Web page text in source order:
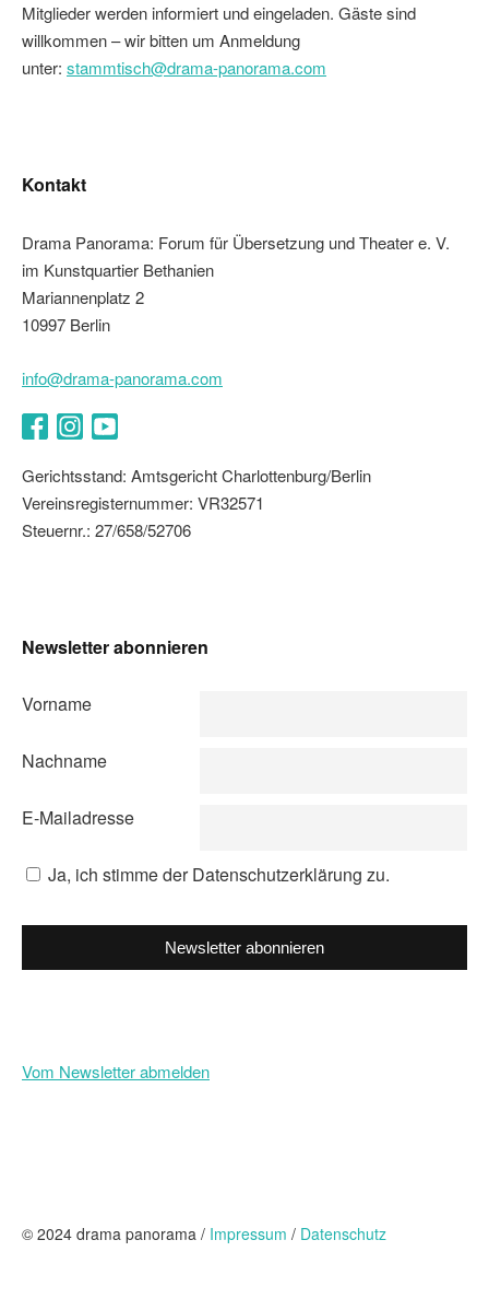
Mitglieder werden informiert und eingeladen. Gäste sind
willkommen – wir bitten um Anmeldung
unter: stammtisch@drama-panorama.com
Kontakt
Drama Panorama: Forum für Übersetzung und Theater e. V.
im Kunstquartier Bethanien
Mariannenplatz 2
10997 Berlin
info@drama-panorama.com
Gerichtsstand: Amtsgericht Charlottenburg/Berlin
Vereinsregisternummer: VR32571
Steuernr.: 27/658/52706
Newsletter abonnieren
Vorname
Nachname
E-Mailadresse
Ja, ich stimme der Datenschutzerklärung zu.
Newsletter abonnieren
Vom Newsletter abmelden
© 2024 drama panorama / Impressum / Datenschutz